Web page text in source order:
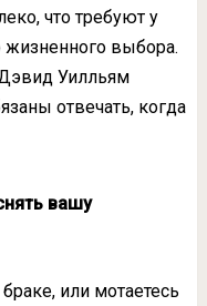
что требуют у
жизненного выбора.
Уилльям
отвечать, когда
вашу
или мотаетесь